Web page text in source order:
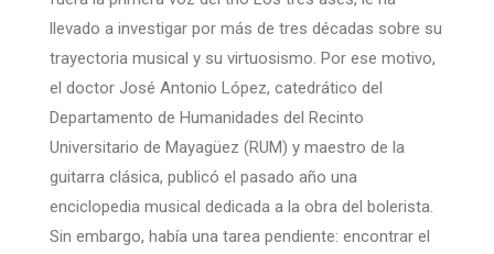
llevado a investigar por más de tres décadas sobre su
trayectoria musical y su virtuosismo. Por ese motivo,
el doctor José Antonio López, catedrático del
Departamento de Humanidades del Recinto
Universitario de Mayagüez (RUM) y maestro de la
guitarra clásica, publicó el pasado año una
enciclopedia musical dedicada a la obra del bolerista.
Sin embargo, había una tarea pendiente: encontrar el